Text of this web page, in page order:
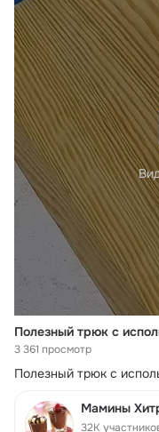
Полезный трюк с
3 361 просмотр
Полезный трюк с
Мамины
32K